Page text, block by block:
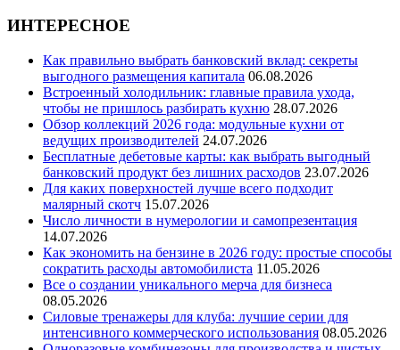
ИНТЕРЕСНОЕ
Как правильно выбрать банковский вклад: секреты
выгодного размещения капитала 06.08.2026
Встроенный холодильник: главные правила ухода,
чтобы не пришлось разбирать кухню 28.07.2026
Обзор коллекций 2026 года: модульные кухни от
ведущих производителей 24.07.2026
Бесплатные дебетовые карты: как выбрать выгодный
банковский продукт без лишних расходов 23.07.2026
Для каких поверхностей лучше всего подходит
малярный скотч 15.07.2026
Число личности в нумерологии и самопрезентация
14.07.2026
Как экономить на бензине в 2026 году: простые способы
сократить расходы автомобилиста 11.05.2026
Все о создании уникального мерча для бизнеса
08.05.2026
Силовые тренажеры для клуба: лучшие серии для
интенсивного коммерческого использования 08.05.2026